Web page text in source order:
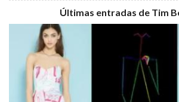
Últimas entradas de Tim